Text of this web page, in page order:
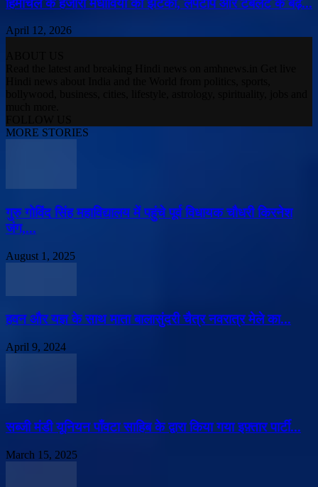
April 12, 2026
MORE STORIES
गुरु गोविंद सिंह महाविद्यालय में पहुंचे पूर्व विधायक चौधरी किरनेश
जंग,...
August 1, 2025
हवन और यज्ञ के साथ माता बालासुंदरी चैत्र नवरात्र मेले का...
April 9, 2024
सब्जी मंडी यूनियन पाँवटा साहिब के द्वारा किया गया इफ़्तार पार्टी...
March 15, 2025